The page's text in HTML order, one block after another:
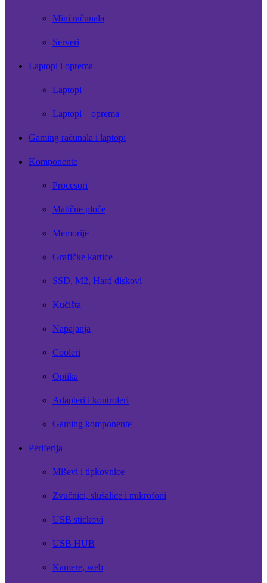
Mini računala
Serveri
Laptopi i oprema
Laptopi
Laptopi – oprema
Gaming računala i laptopi
Komponente
Procesori
Matične ploče
Memorije
Grafičke kartice
SSD, M2, Hard diskovi
Kućišta
Napajanja
Cooleri
Optika
Adapteri i kontroleri
Gaming komponente
Periferija
Miševi i tipkovnice
Zvučnici, slušalice i mikrofoni
USB stickovi
USB HUB
Kamere, web